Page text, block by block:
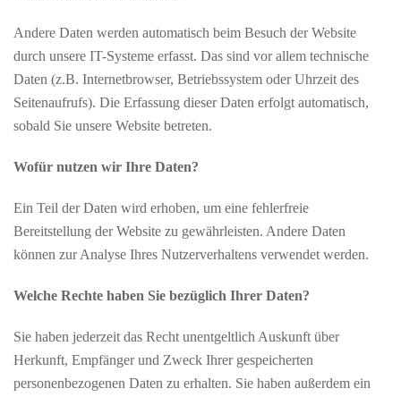
Andere Daten werden automatisch beim Besuch der Website
durch unsere IT-Systeme erfasst. Das sind vor allem technische
Daten (z.B. Internetbrowser, Betriebssystem oder Uhrzeit des
Seitenaufrufs). Die Erfassung dieser Daten erfolgt automatisch,
sobald Sie unsere Website betreten.
Wofür nutzen wir Ihre Daten?
Ein Teil der Daten wird erhoben, um eine fehlerfreie
Bereitstellung der Website zu gewährleisten. Andere Daten
können zur Analyse Ihres Nutzerverhaltens verwendet werden.
Welche Rechte haben Sie bezüglich Ihrer Daten?
Sie haben jederzeit das Recht unentgeltlich Auskunft über
Herkunft, Empfänger und Zweck Ihrer gespeicherten
personenbezogenen Daten zu erhalten. Sie haben außerdem ein